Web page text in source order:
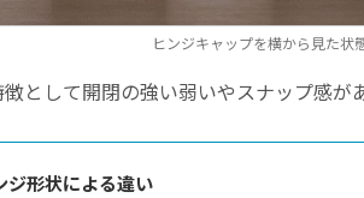
ヒンジキャップを横から見た状
として開閉の強い弱いやスナップ感が
ジ形状による違い